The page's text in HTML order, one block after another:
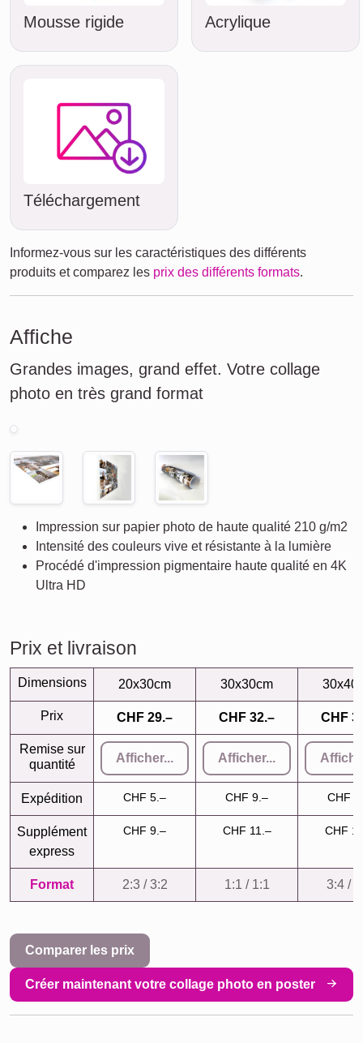
Mousse rigide Acrylique
Téléchargement
Informez-vous sur les caractéristiques des différents
produits et comparez les prix des différents formats.
Affiche
Grandes images, grand effet. Votre collage
photo en très grand format
Impression sur papier photo de haute qualité 210 g/m2
Intensité des couleurs vive et résistante à la lumière
Procédé d'impression pigmentaire haute qualité en 4K
Ultra HD
Prix et livraison
Dimensions 20x30cm 30x30cm
Prix CHF 29.– CHF 32.– CHF
Remise sur
quantité
Afficher... Afficher...
Expédition CHF 5.– CHF 9.– CHF
Supplément
express
CHF 9.– CHF 11.– CHF
Format 2:3 / 3:2 1:1 / 1:1 3:4 /
Comparer les prix
Créer maintenant votre collage photo en poster